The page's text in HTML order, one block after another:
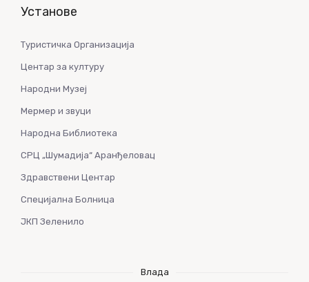
Установе
Туристичка Организација
Центар за културу
Народни Музеј
Мермер и звуци
Народна Библиотека
СРЦ „Шумадија“ Аранђеловац
Здравствени Центар
Специјална Болница
ЈКП Зеленило
Влада